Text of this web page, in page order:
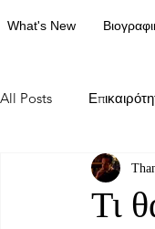
What's New
All Posts
Τι